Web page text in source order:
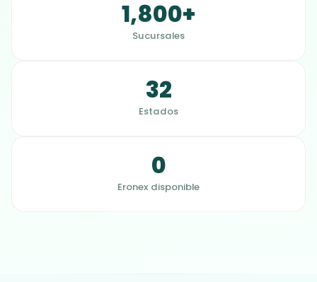
1,800+
Sucursales
32
Estados
0
Eronex disponible